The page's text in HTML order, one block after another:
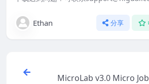
Ethan 分享
MicroLab v3.0 Micro